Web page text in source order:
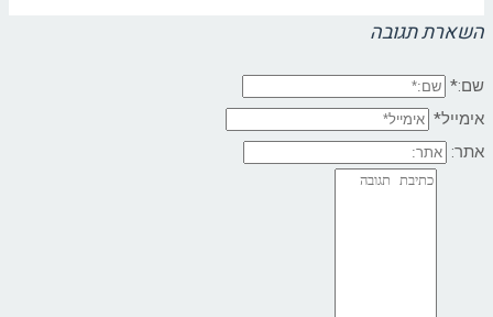
השארת תגובה
שם:*
אימייל*
אתר: